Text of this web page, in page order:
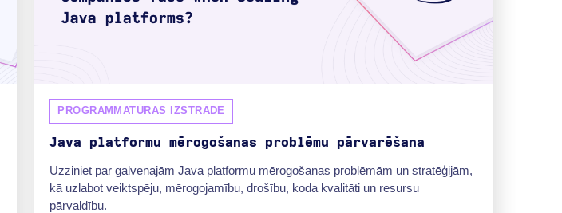
PROGRAMMATŪRAS IZSTRĀDE
Java platformu mērogošanas problēmu pārvarēšana
Uzziniet par galvenajām Java platformu mērogošanas problēmām un stratēģijām,
kā uzlabot veiktspēju, mērogojamību, drošību, koda kvalitāti un resursu
pārvaldību.